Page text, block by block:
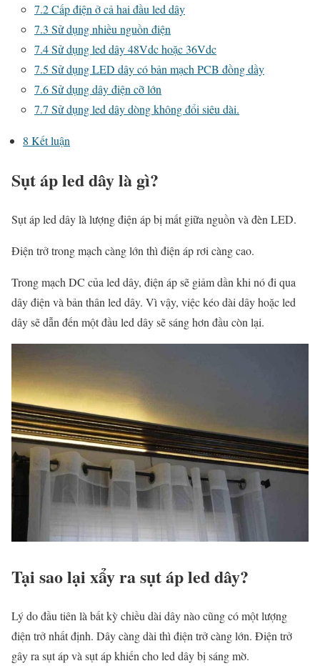
7.2Cấp điện ở cả hai đầu led dây
7.3 Sử dụng nhiều nguồn điện
7.4Sử dụng led dây 48Vdc hoặc 36Vdc
7.5 Sử dụng LED dây có bản mạch PCB đồng dầy
7.6Sử dụng dây điện cỡ lớn
7.7 Sử dụng led dây dòng không đổi siêu dài.
8 Kết luận
Sụt áp led dây là gì?
Sụt áp led dây là lượng điện áp bị mất giữa nguồn và đèn LED.
Điện trở trong mạch càng lớn thì điện áp rơi càng cao.
Trong mạch DC của led dây, điện áp sẽ giảm dần khi nó đi qua
dây điện và bản thân led dây. Vì vậy, việc kéo dài dây hoặc led
dây sẽ dẫn đến một đầu led dây sẽ sáng hơn đầu còn lại.
Tại sao lại xẩy ra sụt áp led dây?
Lý do đầu tiên là bất kỳ chiều dài dây nào cũng có một lượng
điện trở nhất định. Dây càng dài thì điện trở càng lớn. Điện trở
gây ra sụt áp và sụt áp khiến cho led dây bị sáng mờ.